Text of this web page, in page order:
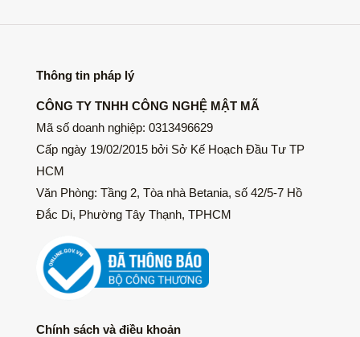
Thông tin pháp lý
CÔNG TY TNHH CÔNG NGHỆ MẬT MÃ
Mã số doanh nghiệp: 0313496629
Cấp ngày 19/02/2015 bởi Sở Kế Hoạch Đầu Tư TP
HCM
Văn Phòng: Tầng 2, Tòa nhà Betania, số 42/5-7 Hồ
Đắc Di, Phường Tây Thạnh, TPHCM
Chính sách và điều khoản